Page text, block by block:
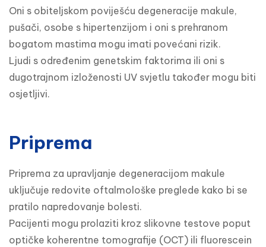
Oni s obiteljskom poviješću degeneracije makule,
pušači, osobe s hipertenzijom i oni s prehranom
bogatom mastima mogu imati povećani rizik.
Ljudi s određenim genetskim faktorima ili oni s
dugotrajnom izloženosti UV svjetlu također mogu biti
osjetljivi.
Priprema
Priprema za upravljanje degeneracijom makule
uključuje redovite oftalmološke preglede kako bi se
pratilo napredovanje bolesti.
Pacijenti mogu prolaziti kroz slikovne testove poput
optičke koherentne tomografije (OCT) ili fluorescein